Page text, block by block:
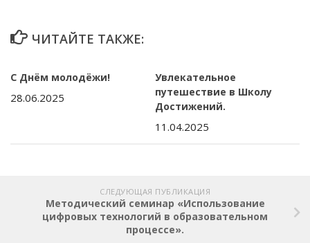
ЧИТАЙТЕ ТАКЖЕ:
С Днём молодёжи!
28.06.2025
Увлекательное
путешествие в Школу
Достижений.
11.04.2025
СЛЕДУЮЩАЯ ПУБЛИКАЦИЯ
Методический семинар «Использование
цифровых технологий в образовательном
процессе».